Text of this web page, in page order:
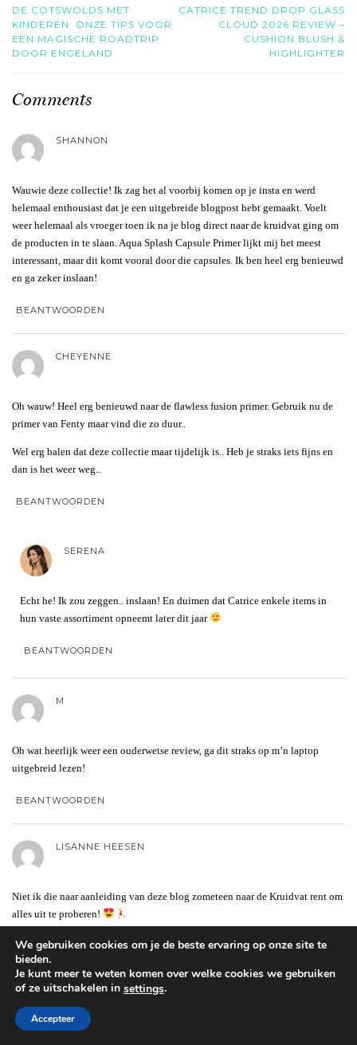
DE COTSWOLDS MET
KINDEREN: ONZE TIPS VOOR
EEN MAGISCHE ROADTRIP
DOOR ENGELAND
CATRICE TREND DROP GLASS
CLOUD 2026 REVIEW –
CUSHION BLUSH &
HIGHLIGHTER
Comments
SHANNON
Wauwie deze collectie! Ik zag het al voorbij komen op je insta en werd
helemaal enthousiast dat je een uitgebreide blogpost hebt gemaakt. Voelt
weer helemaal als vroeger toen ik na je blog direct naar de kruidvat ging om
de producten in te slaan. Aqua Splash Capsule Primer lijkt mij het meest
interessant, maar dit komt vooral door die capsules. Ik ben heel erg benieuwd
en ga zeker inslaan!
BEANTWOORDEN
CHEYENNE
Oh wauw! Heel erg benieuwd naar de flawless fusion primer. Gebruik nu de
primer van Fenty maar vind die zo duur..
Wel erg balen dat deze collectie maar tijdelijk is.. Heb je straks iets fijns en
dan is het weer weg..
BEANTWOORDEN
SERENA
Echt he! Ik zou zeggen.. inslaan! En duimen dat Catrice enkele items in
hun vaste assortiment opneemt later dit jaar
BEANTWOORDEN
M
Oh wat heerlijk weer een ouderwetse review, ga dit straks op m’n laptop
uitgebreid lezen!
BEANTWOORDEN
LISANNE HEESEN
Niet ik die naar aanleiding van deze blog zometeen naar de Kruidvat rent om
alles uit te proberen!
Zo fijn die extra uitleg en foto’s van de collectie. Thanks!
BEANTWOORDEN
ENNA
We gebruiken cookies om je de beste ervaring op onze site te
bieden.
Je kunt meer te weten komen over welke cookies we gebruiken
of ze uitschakelen in settings.
Accepteer